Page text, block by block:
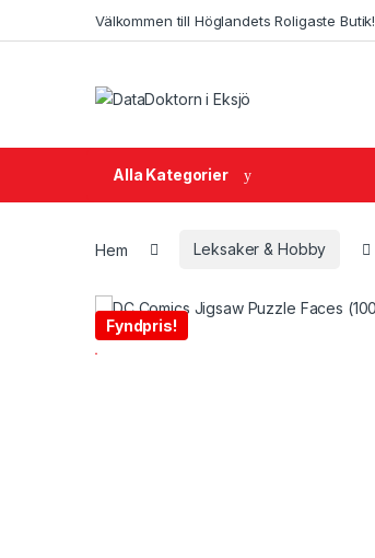
Välkommen till Höglandets Roligaste Butik!
Alla Kategorier
Hem Leksaker & Hobby
Fyndpris!